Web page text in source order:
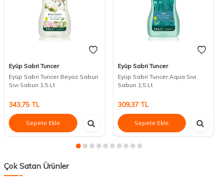
Eyüp Sabri Tuncer
Eyüp Sabri Tuncer Beyaz Sabun
Sıvı Sabun 1,5 Lt
343,75 TL
Sepete Ekle
Eyüp Sabri Tuncer
Eyüp Sabri Tuncer Aqua Sıvı
Sabun 1,5 Lt
309,37TL
Sepete Ekle
Çok Satan Ürünler